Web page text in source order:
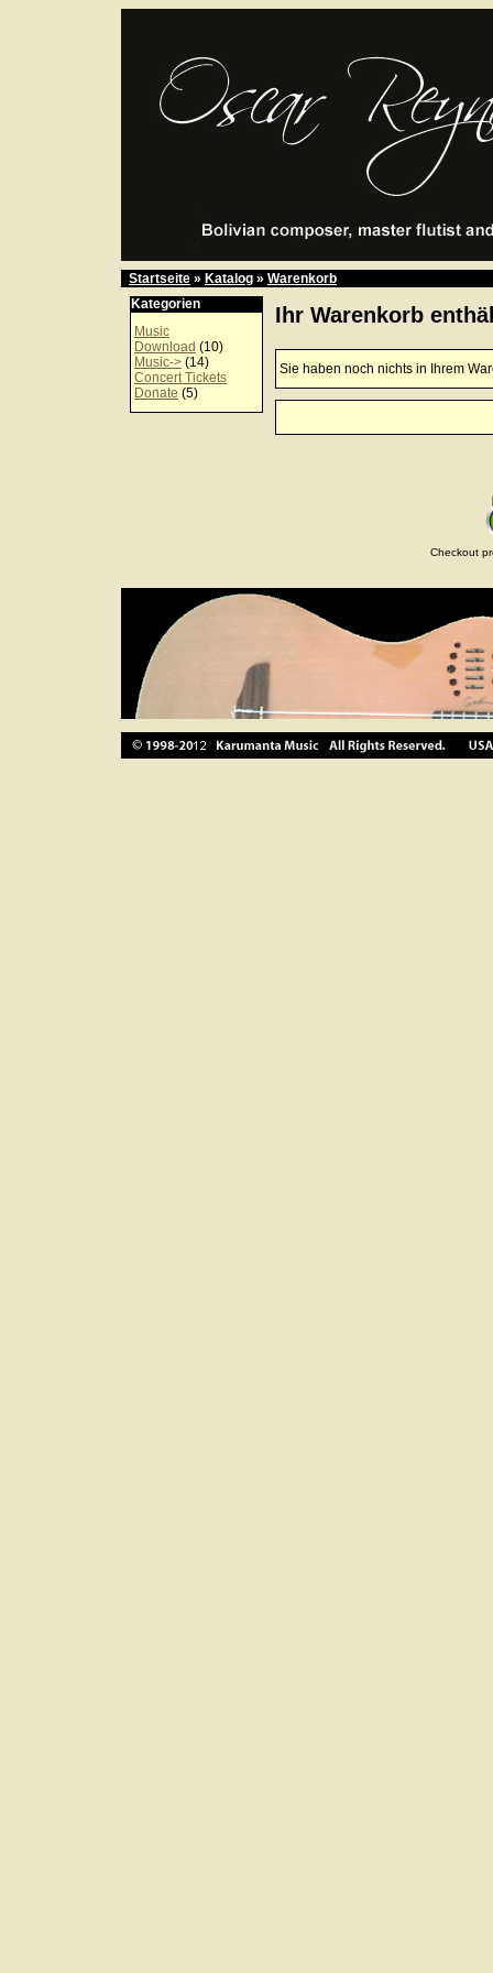
Startseite » Katalog » Warenkorb
Kategorien
Music
Download (10)
Music-> (14)
Concert Tickets
Donate (5)
Ihr Warenkorb
Sie haben noch nichts in Ihrem
Checkout